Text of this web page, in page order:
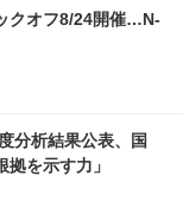
クオフ8/24開催…N-
分析結果公表、国
を示す力」